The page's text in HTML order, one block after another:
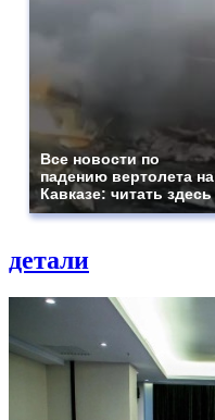
Все новости по
падению вертолета на
Кавказе: читать здесь
детали